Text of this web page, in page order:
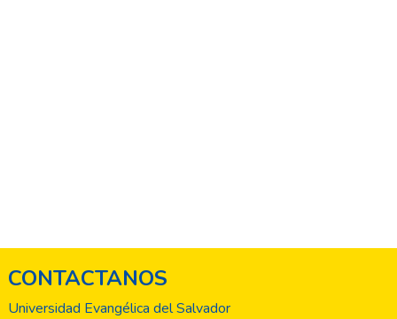
CONTACTANOS
Universidad Evangélica del Salvador